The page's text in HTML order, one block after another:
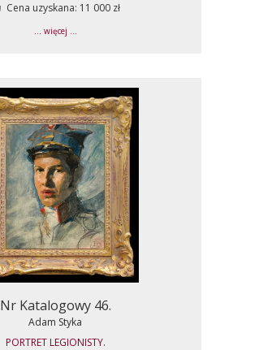
Cena uzyskana: 11 000 zł
... więcej ...
Nr Katalogowy 46.
Adam Styka
PORTRET LEGIONISTY.